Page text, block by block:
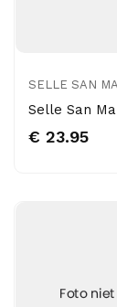
SELLE SAN
Selle San
€ 23.95